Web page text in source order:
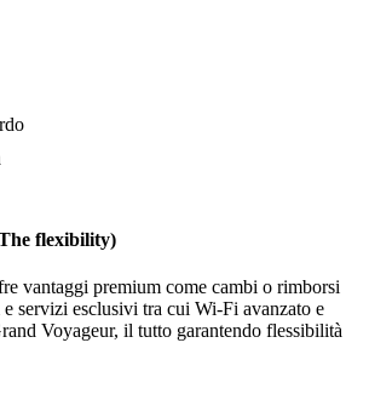
flexibility)
vantaggi premium come cambi o rimborsi
servizi esclusivi tra cui Wi-Fi avanzato e
Voyageur, il tutto garantendo flessibilità